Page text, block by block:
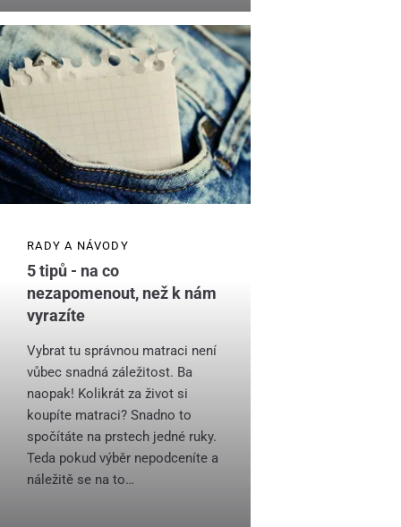
RADY A NÁVODY
5 tipů - na co
nezapomenout, než k nám
vyrazíte
Vybrat tu správnou matraci není
vůbec snadná záležitost. Ba
naopak! Kolikrát za život si
koupíte matraci? Snadno to
spočítáte na prstech jedné ruky.
Teda pokud výběr nepodceníte a
náležitě se na to…